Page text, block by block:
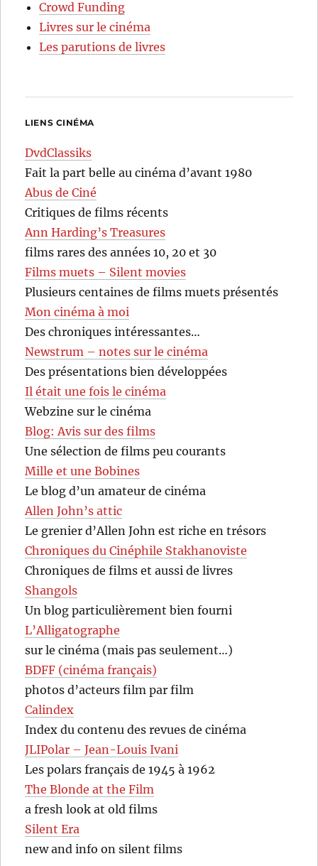
Crowd Funding
Livres sur le cinéma
Les parutions de livres
LIENS CINÉMA
DvdClassiks
Fait la part belle au cinéma d’avant 1980
Abus de Ciné
Critiques de films récents
Ann Harding’s Treasures
films rares des années 10, 20 et 30
Films muets – Silent movies
Plusieurs centaines de films muets présentés
Mon cinéma à moi
Des chroniques intéressantes…
Newstrum – notes sur le cinéma
Des présentations bien développées
Il était une fois le cinéma
Webzine sur le cinéma
Blog: Avis sur des films
Une sélection de films peu courants
Mille et une Bobines
Le blog d’un amateur de cinéma
Allen John’s attic
Le grenier d’Allen John est riche en trésors
Chroniques du Cinéphile Stakhanoviste
Chroniques de films et aussi de livres
Shangols
Un blog particulièrement bien fourni
L’Alligatographe
sur le cinéma (mais pas seulement…)
BDFF (cinéma français)
photos d’acteurs film par film
Calindex
Index du contenu des revues de cinéma
JLIPolar – Jean-Louis Ivani
Les polars français de 1945 à 1962
The Blonde at the Film
a fresh look at old films
Silent Era
new and info on silent films